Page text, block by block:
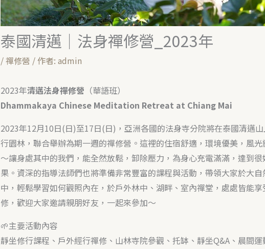
泰國清邁｜法身禪修營_2023年
/禪修營 / 作者: admin
2023年清邁法身禪修營 （華語班）
Dhammakaya Chinese Meditation Retreat at Chiang Mai
2023年12月10日(日)至17日(日)，亞洲各國的法身寺分院將在泰國清邁
行園林，聯合舉辦為期一週的禪修營。這裡的住宿舒適，環境優美，風
～讓身處其中的我們，能全然放鬆，卸除壓力，為身心充電滿滿，達到
果。資深的指導法師們也將準備非常豐富的課程與活動，帶領大家於大
中，輕鬆學習如何觀照內在，於戶外林中、湖畔、室內禪堂，處處皆能
修，歡迎大家邀請親朋好友，一起來參加～
🌱主要活動內容
靜坐修行課程、戶外經行禪修、山林寺院參觀、托缽、靜坐Q&A、晨間運